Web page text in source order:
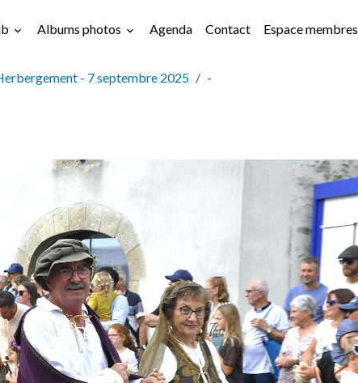
Albums photos Agenda Contact Espace membres
- 7 septembre 2025 -